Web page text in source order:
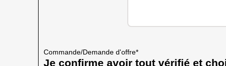
Commande/Demande d'offre*
Je confirme avoir tout vérifié et